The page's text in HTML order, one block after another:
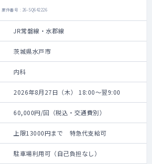
件番号 : 26-SQ642226
JR常磐線・水郡線
茨城県水戸市
内科
2026年8月27日（木） 18:00～翌9:00
60,000円/回（税込・交通費別）
上限13000円まで 特急代支給可
駐車場利用可（自己負担なし）